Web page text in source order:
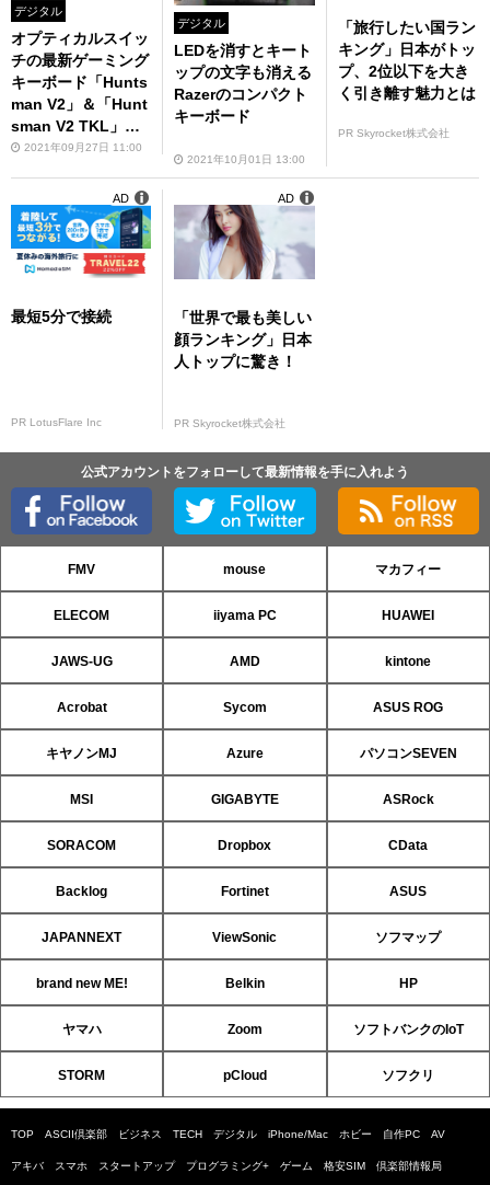
デジタル
オプティカルスイッ
チの最新ゲーミング
キーボード「Hunts
man V2」＆「Hunt
sman V2 TKL」実
機レビュー
2021年09月27日 11:00
デジタル
LEDを消すとキート
ップの文字も消える
Razerのコンパクト
キーボード
2021年10月01日 13:00
「旅行したい国ラン
キング」日本がトッ
プ、2位以下を大き
く引き離す魅力とは
PR Skyrocket株式会社
最短5分で接続
PR LotusFlare Inc
AD
「世界で最も美しい
顔ランキング」日本
人トップに驚き！
PR Skyrocket株式会社
AD
公式アカウントをフォローして最新情報を手に入れよう
FMV mouse マカフィー
ELECOM iiyama PC HUAWEI
JAWS-UG AMD kintone
Acrobat Sycom ASUS ROG
キヤノンMJ Azure パソコンSEVEN
MSI GIGABYTE ASRock
SORACOM Dropbox CData
Backlog Fortinet ASUS
JAPANNEXT ViewSonic ソフマップ
brand new ME! Belkin HP
ヤマハ Zoom ソフトバンクのIoT
STORM pCloud ソフクリ
TOP ASCII倶楽部 ビジネス TECH デジタル iPhone/Mac ホビー 自作PC AV
アキバ スマホ スタートアップ プログラミング+ ゲーム 格安SIM 倶楽部情報局